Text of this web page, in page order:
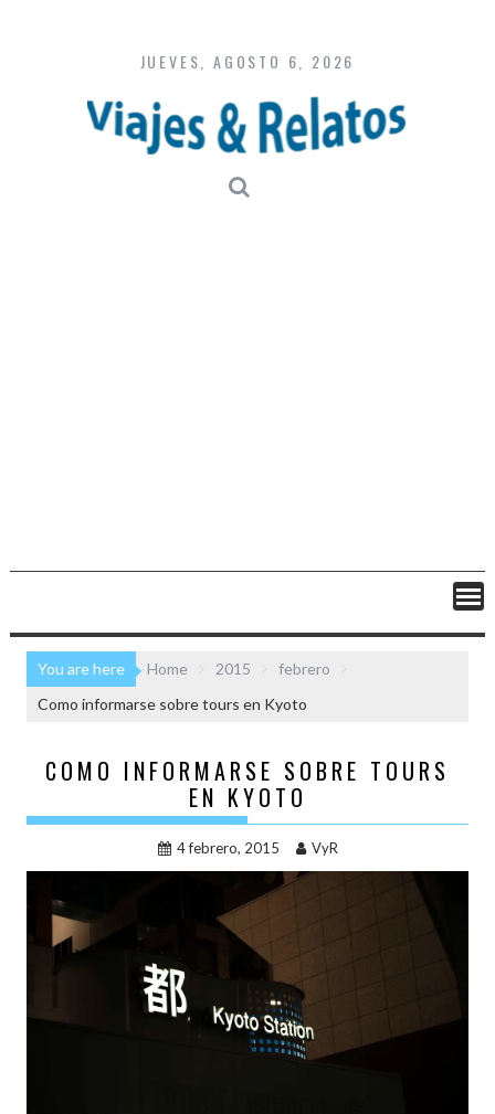
content
JUEVES, AGOSTO 6, 2026
You are here Home 2015
febrero
Como informarse sobre tours en Kyoto
COMO INFORMARSE SOBRE TOURS
EN KYOTO
4 febrero, 2015 VyR